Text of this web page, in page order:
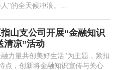
"的全天候冲浪。...
山支公司开展“金融知识
清凉”活动
力量共创美好生活"为主题，紧扣
点，创新将金融知识宣传与关心